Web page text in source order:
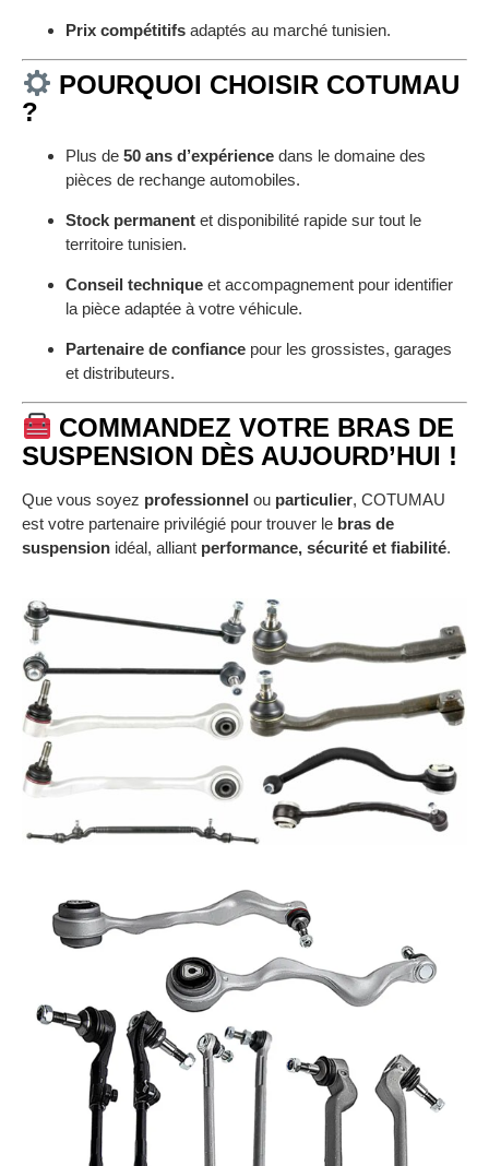
Prix compétitifs adaptés au marché tunisien.
POURQUOI CHOISIR COTUMAU
?
Plus de 50 ans d’expérience dans le domaine des
pièces de rechange automobiles.
Stock permanent et disponibilité rapide sur tout le
territoire tunisien.
Conseil technique et accompagnement pour identifier
la pièce adaptée à votre véhicule.
Partenaire de confiance pour les grossistes, garages
et distributeurs.
COMMANDEZ VOTRE BRAS DE
SUSPENSION DÈS AUJOURD’HUI !
Que vous soyez professionnel ou particulier, COTUMAU
est votre partenaire privilégié pour trouver le bras de
suspension idéal, alliant performance, sécurité et fiabilité.